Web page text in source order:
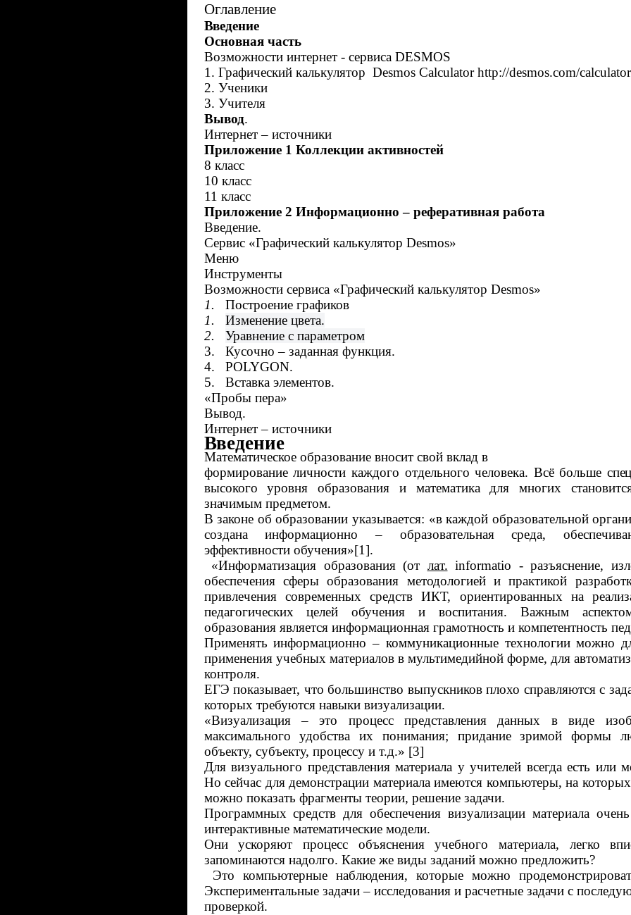
Оглавление
Введение
Основная часть
Возможности интернет - сервиса DESMOS
1. Графический калькулятор Desmos Calculator http://desmos.com/
2. Ученики
3. Учителя
Вывод.
Интернет – источники
Приложение 1 Коллекции активностей
8 класс
10 класс
11 класс
Приложение 2 Информационно – реферативная работа
Введение.
Сервис «Графический калькулятор Desmos»
Меню
Инструменты
Возможности сервиса «Графический калькулятор Desmos»
1.
Построение графиков
1.
Изменение цвета.
2.
Уравнение с параметром
3.
Кусочно – заданная функция.
4.
POLYGON.
5.
Вставка элементов.
«Пробы пера»
Вывод.
Интернет – источники
Введение
Математическое образование вносит свой вклад в
формирование личности каждого отдельного человека. Всё больше
высокого уровня образования и математика для многих
значимым предметом.
В законе об образовании указывается: «в каждой образовательной
создана информационно – образовательная среда,
эффективности обучения»[1].
«Информатизация образования (от лат. informatio - разъяснение,
обеспечения сферы образования методологией и практикой
привлечения современных средств ИКТ, ориентированных на
педагогических целей обучения и воспитания. Важным
образования является информационная грамотность и компетентность
Применять информационно – коммуникационные технологии можно
применения учебных материалов в мультимедийной форме, для
контроля.
ЕГЭ показывает, что большинство выпускников плохо справляются с
которых требуются навыки визуализации.
«Визуализация – это процесс представления данных в виде
максимального удобства их понимания; придание зримой формы
объекту, субъекту, процессу и т.д.» [3]
Для визуального представления материала у учителей всегда есть или
Но сейчас для демонстрации материала имеются компьютеры, на
можно показать фрагменты теории, решение задачи.
Программных средств для обеспечения визуализации материала
интерактивные математические модели.
Они ускоряют процесс объяснения учебного материала, легко
запоминаются надолго. Какие же виды заданий можно предложить?
Это компьютерные наблюдения, которые можно
Экспериментальные задачи – исследования и расчетные задачи с
проверкой.